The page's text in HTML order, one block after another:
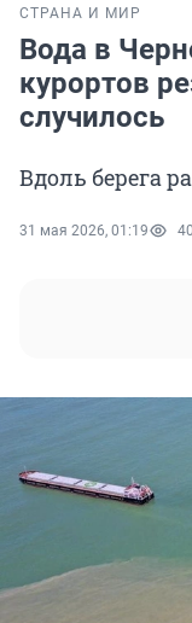
СТРАНА И МИР
Вода в
курортов
случилось
Вдоль берега
31 мая 2026, 01:19